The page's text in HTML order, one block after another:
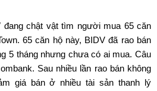
đang chật vật tìm người mua 65 căn
65 căn hộ này, BIDV đã rao bán
5 tháng nhưng chưa có ai mua. Câu
Sau nhiều lần rao bán không
giá bán ở nhiều tài sản thanh lý